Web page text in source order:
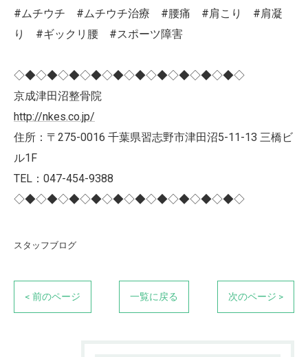
#ムチウチ #ムチウチ治療 #腰痛 #肩こり #肩凝
り #ギックリ腰 #スポーツ障害
◇◆◇◆◇◆◇◆◇◆◇◆◇◆◇◆◇◆◇◆◇
京成津田沼整骨院
http://nkes.co.jp/
住所：〒275-0016 千葉県習志野市津田沼5-11-13 三橋ビ
ル1F
TEL：047-454-9388
◇◆◇◆◇◆◇◆◇◆◇◆◇◆◇◆◇◆◇◆◇
スタッフブログ
< 前のページ 一覧に戻る 次のページ >